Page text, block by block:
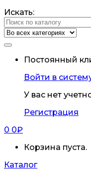
Искать:
Постоянный
Войти в
У вас нет
Регистрация
0 0₽
Корзина пуста.
Каталог